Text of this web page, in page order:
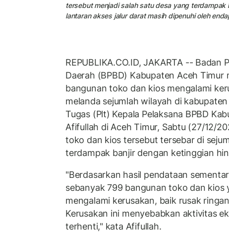
tersebut menjadi salah satu desa yang
lantaran akses jalur darat masih dipenuhi oleh
REPUBLIKA.CO.ID, JAKARTA -- Badan
Daerah (BPBD) Kabupaten Aceh
bangunan toko dan kios mengalami
melanda sejumlah wilayah di
Tugas (Plt) Kepala Pelaksana BPBD
Afifullah di Aceh Timur, Sabtu (27/12/
toko dan kios tersebut tersebar di
terdampak banjir dengan ketinggian
"Berdasarkan hasil pendataan
sebanyak 799 bangunan toko dan kios
mengalami kerusakan, baik rusak
Kerusakan ini menyebabkan aktivitas
terhenti," kata Afifullah.